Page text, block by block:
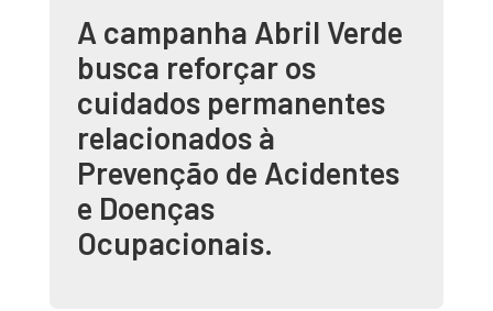
A campanha Abril Verde
busca reforçar os
cuidados permanentes
relacionados à
Prevenção de Acidentes
e Doenças
Ocupacionais.